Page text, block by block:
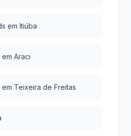
em Itiúba
em Araci
em Teixeira de Freitas